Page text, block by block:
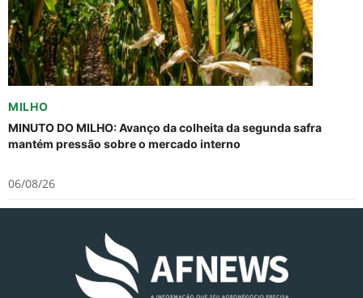
MILHO
MINUTO DO MILHO: Avanço da colheita da segunda safra
mantém pressão sobre o mercado interno
06/08/26